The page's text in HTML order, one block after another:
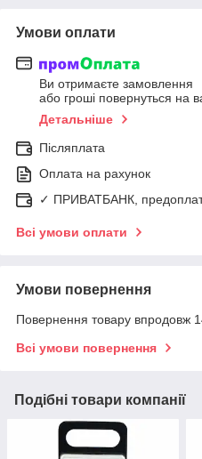
Умови оплати
Ви отримаєте замовлення
або гроші повернуться на
Детальніше
Післяплата
Оплата на рахунок
✓ ПРИВАТБАНК,
Всі умови оплати
Умови повернення
Повернення товару впродовж
Всі умови повернення
Подібні товари компанії